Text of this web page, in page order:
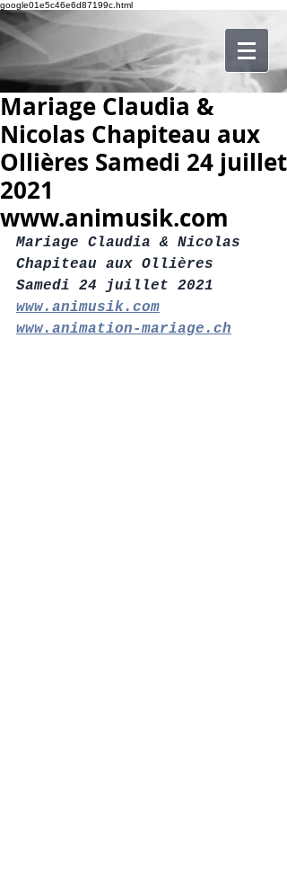
google01e5c46e6d87199c.html
Mariage Claudia &
Nicolas Chapiteau aux
Ollières Samedi 24 juillet
2021
www.animusik.com
Mariage Claudia & Nicolas
Chapiteau aux Ollières
Samedi 24 juillet 2021
www.animusik.com
www.animation-mariage.ch